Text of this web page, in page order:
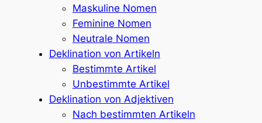
Maskuline Nomen
Feminine Nomen
Neutrale Nomen
Deklination von Artikeln
Bestimmte Artikel
Unbestimmte Artikel
Deklination von Adjektiven
Nach bestimmten Artikeln